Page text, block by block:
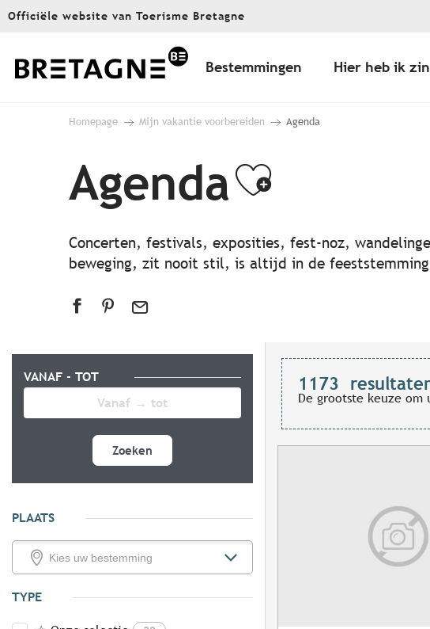
Aller
principal
Officiële website van Toerisme Bretagne
Bestemmingen Hier heb ik
Homepage Mijn vakantie voorbereiden Agenda
AgendaAjouter
Concerten, festivals, exposities, fest-noz,
beweging, zit nooit stil, is altijd in de
VANAF - TOT
Zoeken
PLAATS
TYPE
1173
De grootste keuze